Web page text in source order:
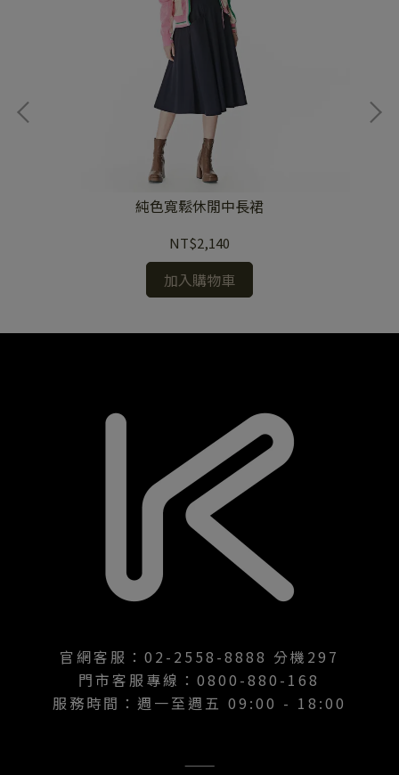
純色寬鬆休閒中長裙
NT$2,140
加入購物車
官網客服：02-2558-8888 分機297
門市客服專線：0800-880-168
服務時間：週一至週五 09:00 - 18:00
———